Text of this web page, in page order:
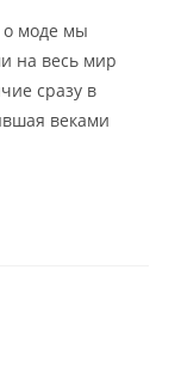
о моде мы
на весь мир
сразу в
веками